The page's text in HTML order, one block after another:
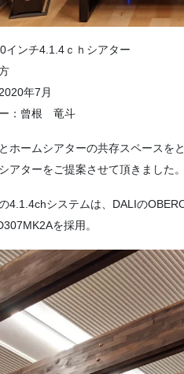
インチ4.1.4ｃｈシアター
年7月
：曾根 竜斗
ホームシアターの共存スペースを
アターをご提案させて頂きました。
4.1.4chシステムは、DALIの
を採用。